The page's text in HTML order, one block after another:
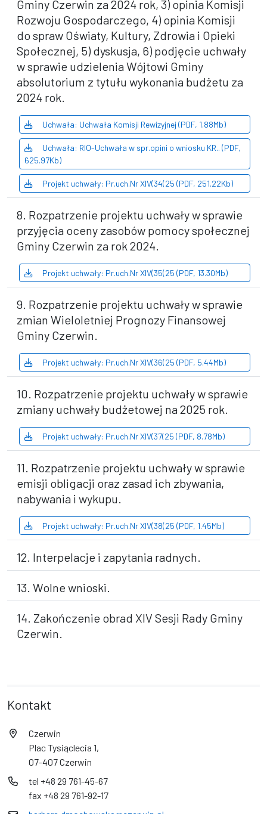
Gminy Czerwin za 2024 rok, 3) opinia Komisji
Rozwoju Gospodarczego, 4) opinia Komisji
do spraw Oświaty, Kultury, Zdrowia i Opieki
Społecznej, 5) dyskusja, 6) podjęcie uchwały
w sprawie udzielenia Wójtowi Gminy
absolutorium z tytułu wykonania budżetu za
2024 rok.
Uchwała: Uchwała Komisji Rewizyjnej (PDF, 1.88Mb)
Uchwała: RIO-Uchwała w spr.opini o wniosku KR.. (PDF,
625.97Kb)
Projekt uchwały: Pr.uch.Nr XIV(34(25 (PDF, 251.22Kb)
8. Rozpatrzenie projektu uchwały w sprawie
przyjęcia oceny zasobów pomocy społecznej
Gminy Czerwin za rok 2024.
Projekt uchwały: Pr.uch.Nr XIV(35(25 (PDF, 13.30Mb)
9. Rozpatrzenie projektu uchwały w sprawie
zmian Wieloletniej Prognozy Finansowej
Gminy Czerwin.
Projekt uchwały: Pr.uch.Nr XIV(36(25 (PDF, 5.44Mb)
10. Rozpatrzenie projektu uchwały w sprawie
zmiany uchwały budżetowej na 2025 rok.
Projekt uchwały: Pr.uch.Nr XIV(37(25 (PDF, 8.78Mb)
11. Rozpatrzenie projektu uchwały w sprawie
emisji obligacji oraz zasad ich zbywania,
nabywania i wykupu.
Projekt uchwały: Pr.uch.Nr XIV(38(25 (PDF, 1.45Mb)
12. Interpelacje i zapytania radnych.
13. Wolne wnioski.
14. Zakończenie obrad XIV Sesji Rady Gminy
Czerwin.
Kontakt
Czerwin
Plac Tysiąclecia 1,
07-407 Czerwin
tel +48 29 761-45-67
fax +48 29 761-92-17